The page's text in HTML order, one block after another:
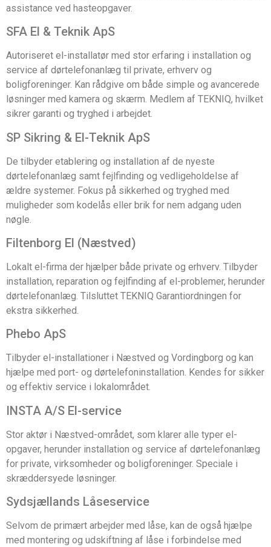
assistance ved hasteopgaver.
SFA El & Teknik ApS
Autoriseret el-installatør med stor erfaring i installation og
service af dørtelefonanlæg til private, erhverv og
boligforeninger. Kan rådgive om både simple og avancerede
løsninger med kamera og skærm. Medlem af TEKNIQ, hvilket
sikrer garanti og tryghed i arbejdet.
SP Sikring & El-Teknik ApS
De tilbyder etablering og installation af de nyeste
dørtelefonanlæg samt fejlfinding og vedligeholdelse af
ældre systemer. Fokus på sikkerhed og tryghed med
muligheder som kodelås eller brik for nem adgang uden
nøgle.
Filtenborg El (Næstved)
Lokalt el-firma der hjælper både private og erhverv. Tilbyder
installation, reparation og fejlfinding af el-problemer, herunder
dørtelefonanlæg. Tilsluttet TEKNIQ Garantiordningen for
ekstra sikkerhed.
Phebo ApS
Tilbyder el-installationer i Næstved og Vordingborg og kan
hjælpe med port- og dørtelefoninstallation. Kendes for sikker
og effektiv service i lokalområdet.
INSTA A/S El-service
Stor aktør i Næstved-området, som klarer alle typer el-
opgaver, herunder installation og service af dørtelefonanlæg
for private, virksomheder og boligforeninger. Speciale i
skræddersyede løsninger.
Sydsjællands Låseservice
Selvom de primært arbejder med låse, kan de også hjælpe
med montering og udskiftning af låse i forbindelse med